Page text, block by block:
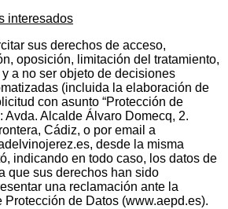
interesados
sus derechos de acceso,
oposición, limitación del tratamiento,
a no ser objeto de decisiones
(incluida la elaboración de
con asunto “Protección de
Avda. Alcalde Álvaro Domecq, 2.
Cádiz, o por email a
desde la misma
indicando en todo caso, los datos de
que sus derechos han sido
una reclamación ante la
de Datos (www.aepd.es).